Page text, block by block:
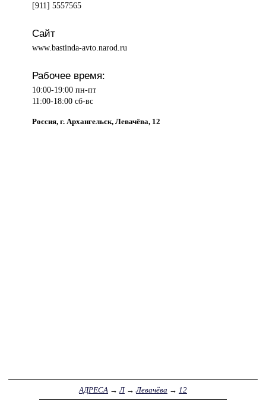
[911] 5557565
Сайт
www.bastinda-avto.narod.ru
Рабочее время:
10:00-19:00 пн-пт
11:00-18:00 сб-вс
Россия, г. Архангельск, Левачёва, 12
АДРЕСА →Л→Левачёва → 12